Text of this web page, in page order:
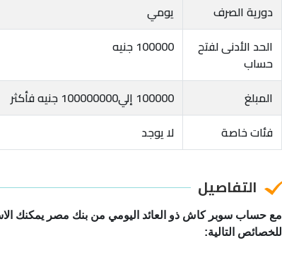
دورية الصرف
يومي
الحد الأدنى لفتح
حساب
100000 جنيه
المبلغ
100000 إلي100000000 جنيه فأكثر
فئات خاصة
لا يوجد
التفاصيل
مع حساب سوبر كاش ذو العائد اليومي من بنك مصر يمكنك
للخصائص التالية: